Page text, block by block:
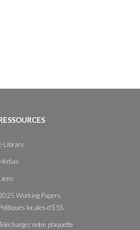
Library
Working Papers
locales d'ESS
notre plaquette